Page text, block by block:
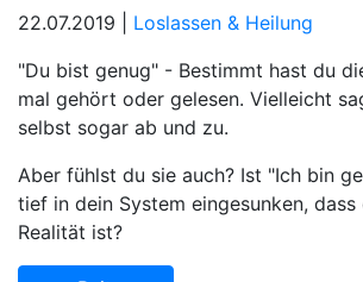
22.07.2019 | Loslassen & Heilung
"Du bist genug" - Bestimmt hast du
mal gehört oder gelesen. Vielleicht
selbst sogar ab und zu.
Aber fühlst du sie auch? Ist "Ich bin
tief in dein System eingesunken, dass
Realität ist?